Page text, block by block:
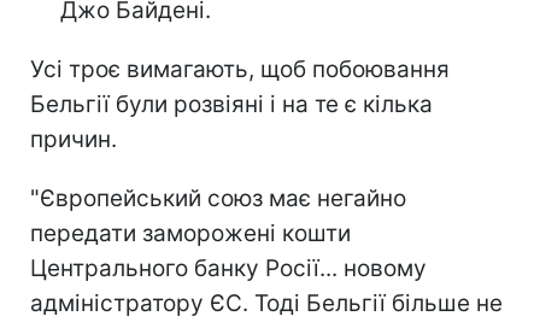
Джо Байдені.
Усі троє вимагають, щоб побоювання
Бельгії були розвіяні і на те є кілька
причин.
"Європейський союз має негайно
передати заморожені кошти
Центрального банку Росії... новому
адміністратору ЄС. Тоді Бельгії більше не